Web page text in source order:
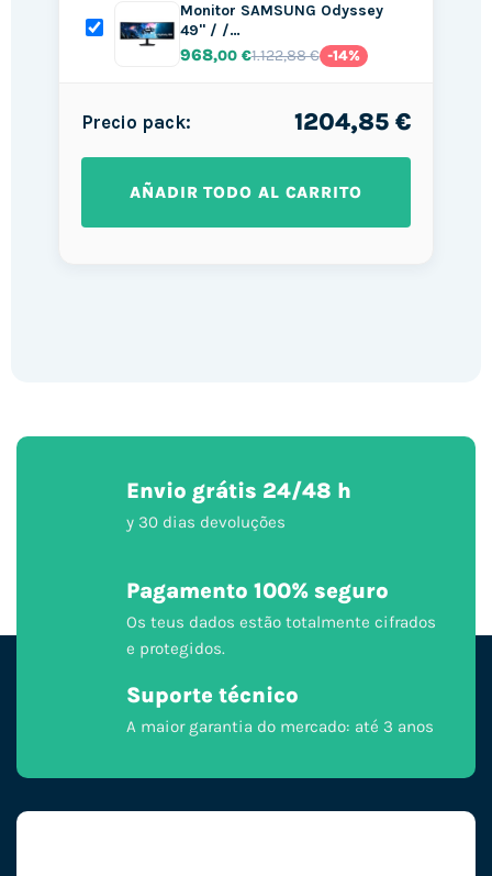
Monitor SAMSUNG Odyssey
49" / /…
968,00 €1.122,88 € -14%
Precio pack: 1204,85 €
AÑADIR TODO AL CARRITO
Envio grátis 24/48 h
y 30 dias devoluções
Pagamento 100% seguro
Os teus dados estão totalmente cifrados
e protegidos.
Suporte técnico
A maior garantia do mercado: até 3 anos